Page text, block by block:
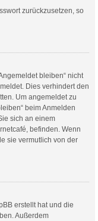
zurückzusetzen, so
bleiben“ nicht
Dies verhindert den
Um angemeldet zu
beim Anmelden
sich an einem
befinden. Wenn
sie vermutlich von der
erstellt hat und die
Außerdem